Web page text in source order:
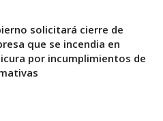
solicitará cierre de
que se incendia en
por incumplimientos de